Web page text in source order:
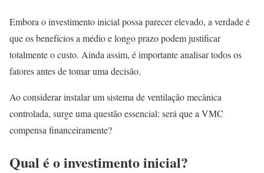
Embora o investimento inicial possa parecer elevado, a verdade é
que os benefícios a médio e longo prazo podem justificar
totalmente o custo. Ainda assim, é importante analisar todos os
fatores antes de tomar uma decisão.
Ao considerar instalar um sistema de ventilação mecânica
controlada, surge uma questão essencial: será que a VMC
compensa financeiramente?
Qual é o investimento inicial?